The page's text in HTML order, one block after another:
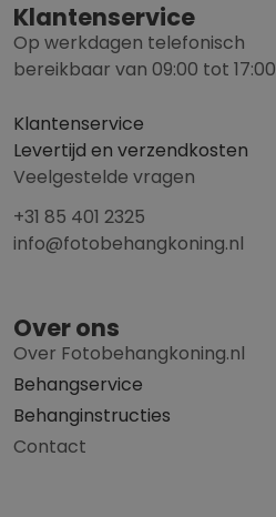
Klantenservice
Op werkdagen telefonisch
bereikbaar van 09:00 tot 17:00
Klantenservice
Levertijd en verzendkosten
Veelgestelde vragen
+31 85 401 2325
info@fotobehangkoning.nl
Over ons
Over Fotobehangkoning.nl
Behangservice
Behanginstructies
Contact